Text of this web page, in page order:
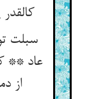
سبلت
عاد **
از